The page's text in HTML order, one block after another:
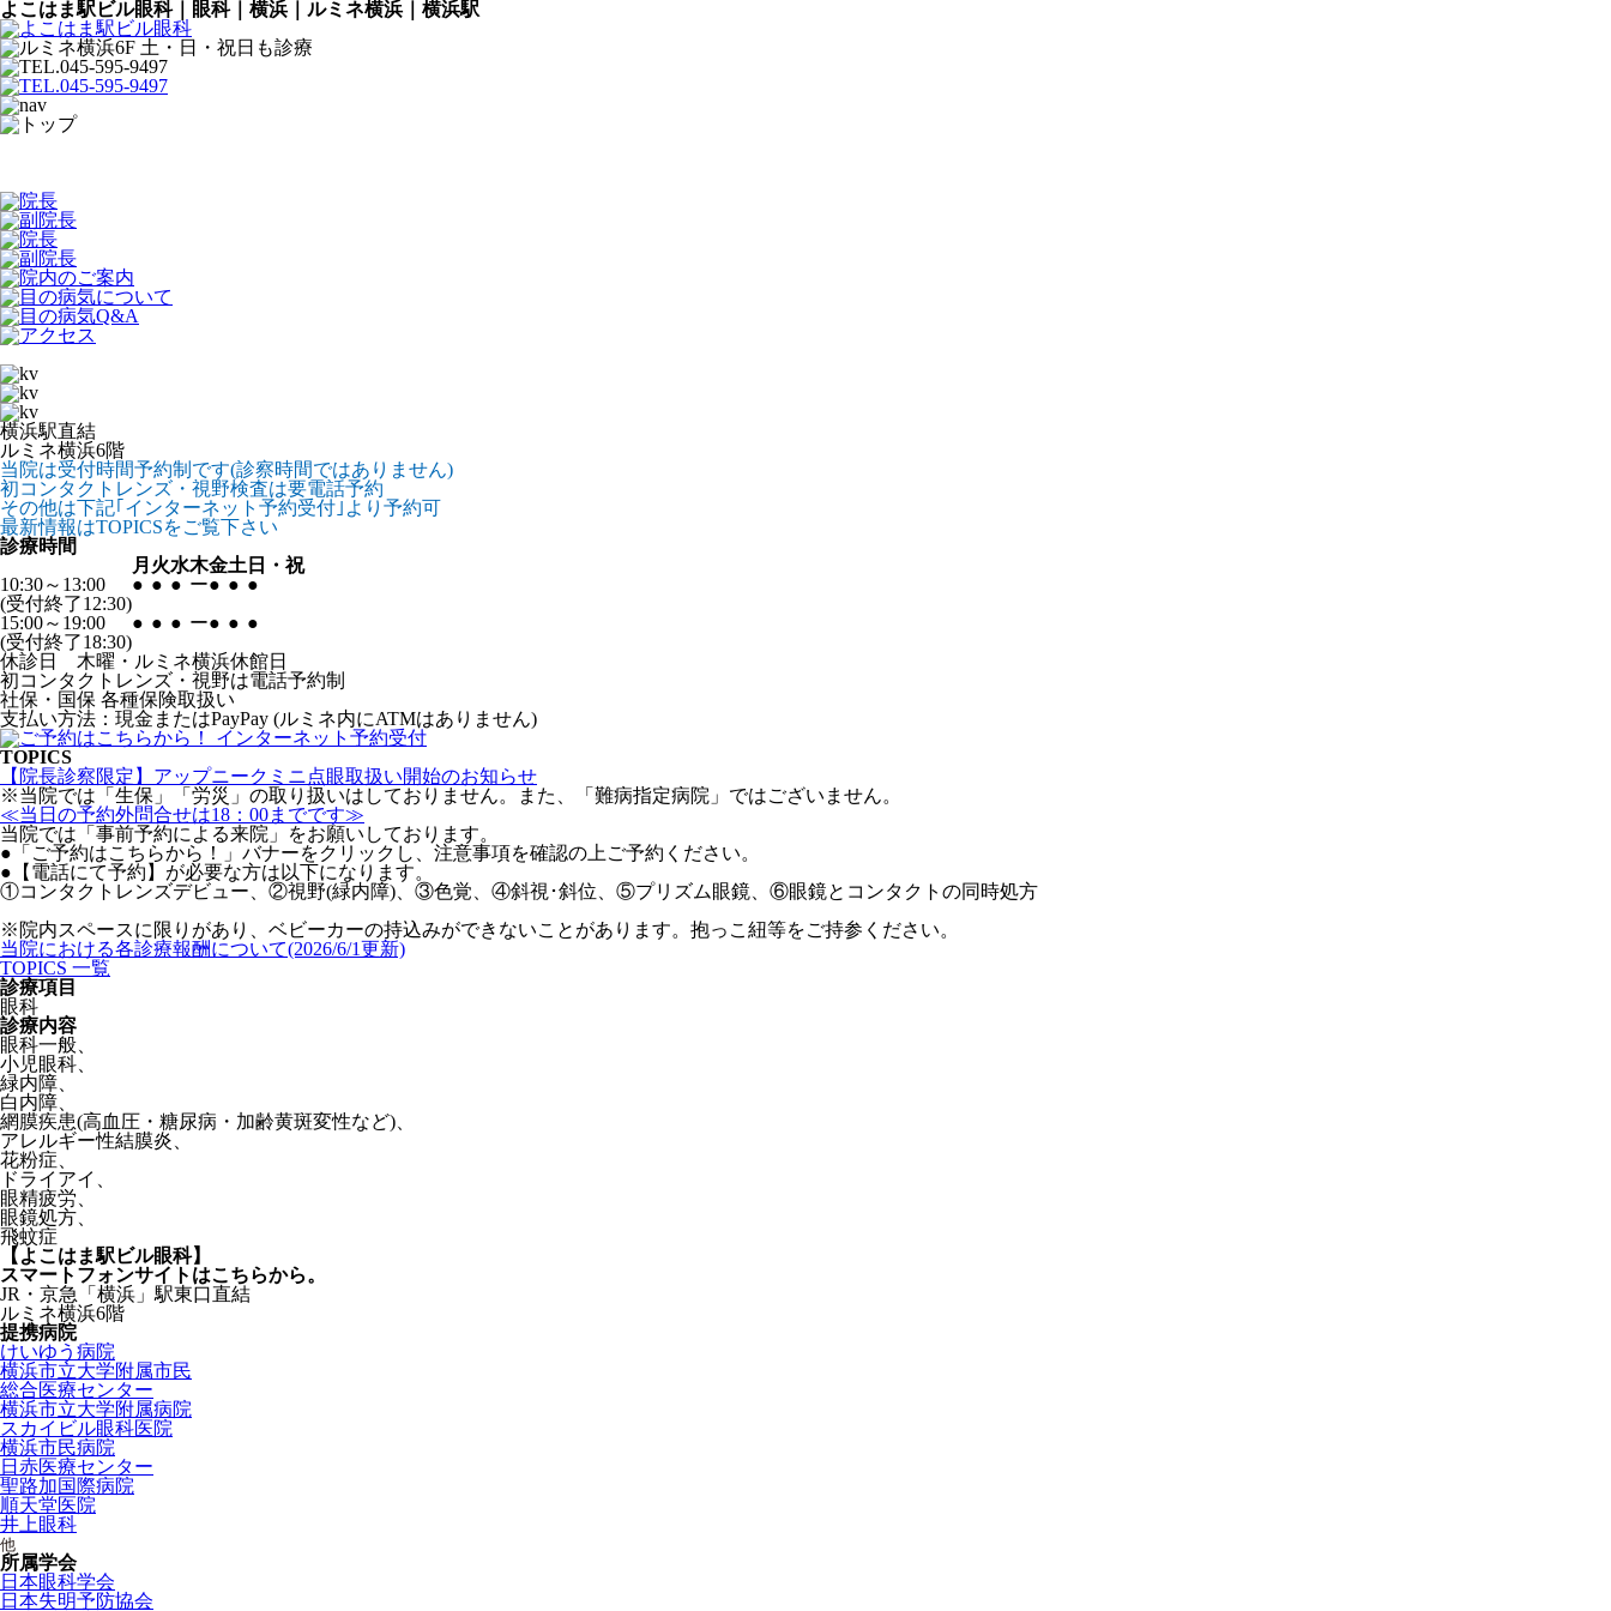
よこはま駅ビル眼科｜眼科｜横浜｜ルミネ横浜｜横浜駅
横浜駅直結
ルミネ横浜6階
当院は受付時間予約制です(診察時間ではありません)
初コンタクトレンズ・視野検査は要電話予約
その他は下記｢インターネット予約受付｣より予約可
最新情報はTOPICSをご覧下さい
診療時間
月 火水木金土 日・祝
10:30～13:00
(受付終了12:30)
● ● ● ー● ● ●
15:00～19:00
(受付終了18:30)
● ● ● ー● ● ●
休診日 木曜・ルミネ横浜休館日
初コンタクトレンズ・視野は電話予約制
社保・国保 各種保険取扱い
支払い方法：現金またはPayPay (ルミネ内にATMはありません)
TOPICS
【院長診察限定】アップニークミニ点眼取扱い開始のお知らせ
※当院では「生保」「労災」の取り扱いはしておりません。また、「難病指定病院」ではございません。
≪当日の予約外問合せは18：00までです≫
当院では「事前予約による来院」をお願いしております。
●「ご予約はこちらから！」バナーをクリックし、注意事項を確認の上ご予約ください。
●【電話にて予約】が必要な方は以下になります。
①コンタクトレンズデビュー、②視野(緑内障)、③色覚、④斜視･斜位、⑤プリズム眼鏡、⑥眼鏡とコンタクトの同時処方
※院内スペースに限りがあり、ベビーカーの持込みができないことがあります。抱っこ紐等をご持参ください。
当院における各診療報酬について(2026/6/1更新)
TOPICS 一覧
診療項目
眼科
診療内容
眼科一般
小児眼科
緑内障
白内障
網膜疾患(高血圧・糖尿病・加齢黄斑変性など)
アレルギー性結膜炎
花粉症
ドライアイ
眼精疲労
眼鏡処方
飛蚊症
【よこはま駅ビル眼科】
スマートフォンサイトはこちらから。
JR・京急「横浜」駅東口直結
ルミネ横浜6階
提携病院
けいゆう病院
横浜市立大学附属市民
総合医療センター
横浜市立大学附属病院
スカイビル眼科医院
横浜市民病院
日赤医療センター
聖路加国際病院
順天堂医院
井上眼科
他
所属学会
日本眼科学会
日本失明予防協会